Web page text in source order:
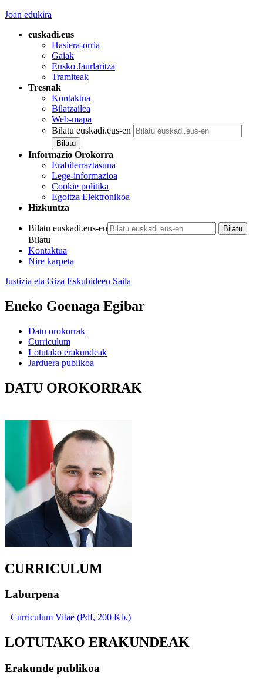
Joan edukira
euskadi.eus
Hasiera-orria
Gaiak
Eusko Jaurlaritza
Tramiteak
Tresnak
Kontaktua
Bilatzailea
Web-mapa
Bilatu euskadi.eus-en
Informazio Orokorra
Erabilerraztasuna
Lege-informazioa
Cookie politika
Egoitza Elektronikoa
Hizkuntza
Bilatu euskadi.eus-en
Bilatu
Kontaktua
Nire karpeta
Justizia eta Giza Eskubideen Saila
Eneko Goenaga Egibar
Datu orokorrak
Curriculum
Lotutako erakundeak
Jarduera publikoa
DATU OROKORRAK
CURRICULUM
Laburpena
Curriculum Vitae (Pdf, 200 Kb.)
LOTUTAKO ERAKUNDEAK
Erakunde publikoa